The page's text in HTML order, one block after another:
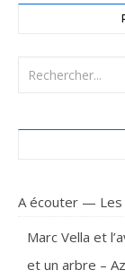
A écouter — Les
Marc Vella et
et un arbre –